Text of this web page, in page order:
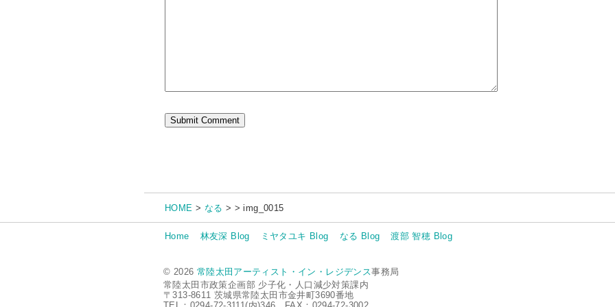
HOME > なる > > img_0015
Home 林友深 Blog ミヤタユキ Blog なる Blog 渡部 智穂 Blog
© 2026 常陸太田アーティスト・イン・レジデンス事務局
常陸太田市政策企画部 少子化・人口減少対策課内
〒313-8611 茨城県常陸太田市金井町3690番地